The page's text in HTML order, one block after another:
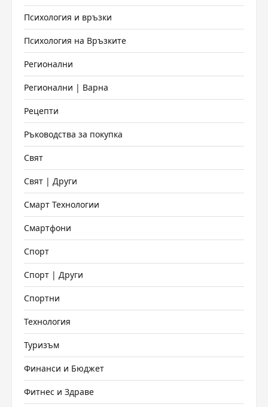
Психология и връзки
Психология на Връзките
Регионални
Регионални | Варна
Рецепти
Ръководства за покупка
Свят
Свят | Други
Смарт Технологии
Смартфони
Спорт
Спорт | Други
Спортни
Технология
Туризъм
Финанси и Бюджет
Фитнес и Здраве